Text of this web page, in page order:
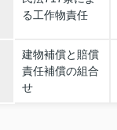
る工作物責任
建物補償と賠償
責任補償の組合
せ